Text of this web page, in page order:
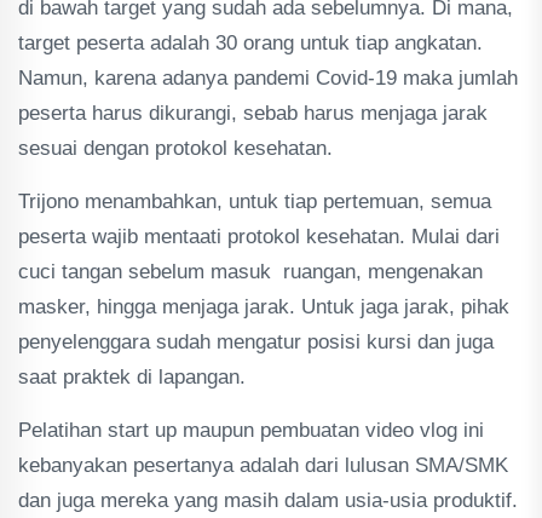
di bawah target yang sudah ada sebelumnya. Di mana,
target peserta adalah 30 orang untuk tiap angkatan.
Namun, karena adanya pandemi Covid-19 maka jumlah
peserta harus dikurangi, sebab harus menjaga jarak
sesuai dengan protokol kesehatan.
Trijono menambahkan, untuk tiap pertemuan, semua
peserta wajib mentaati protokol kesehatan. Mulai dari
cuci tangan sebelum masuk ruangan, mengenakan
masker, hingga menjaga jarak. Untuk jaga jarak, pihak
penyelenggara sudah mengatur posisi kursi dan juga
saat praktek di lapangan.
Pelatihan start up maupun pembuatan video vlog ini
kebanyakan pesertanya adalah dari lulusan SMA/SMK
dan juga mereka yang masih dalam usia-usia produktif.